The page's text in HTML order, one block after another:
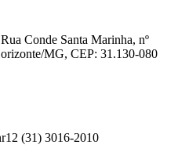
Rua Conde Santa Marinha, nº
MG, CEP: 31.130-080
(31) 3016-2010